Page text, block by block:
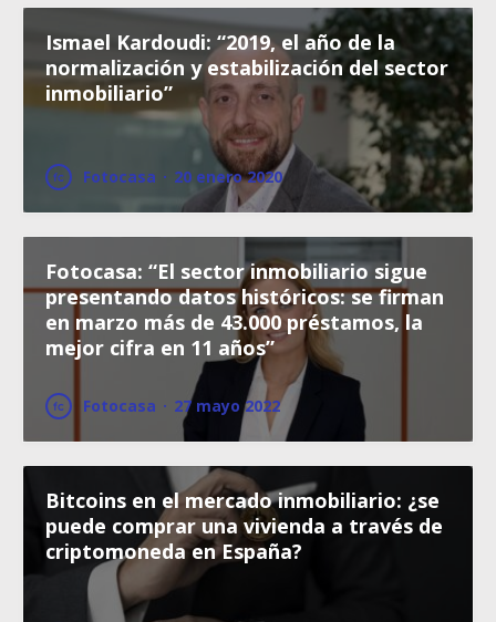
Ismael Kardoudi: “2019, el año de la
normalización y estabilización del sector
inmobiliario”
Fotocasa · 20 enero 2020
Fotocasa: “El sector inmobiliario sigue
presentando datos históricos: se firman
en marzo más de 43.000 préstamos, la
mejor cifra en 11 años”
Fotocasa · 27 mayo 2022
Bitcoins en el mercado inmobiliario: ¿se
puede comprar una vivienda a través de
criptomoneda en España?